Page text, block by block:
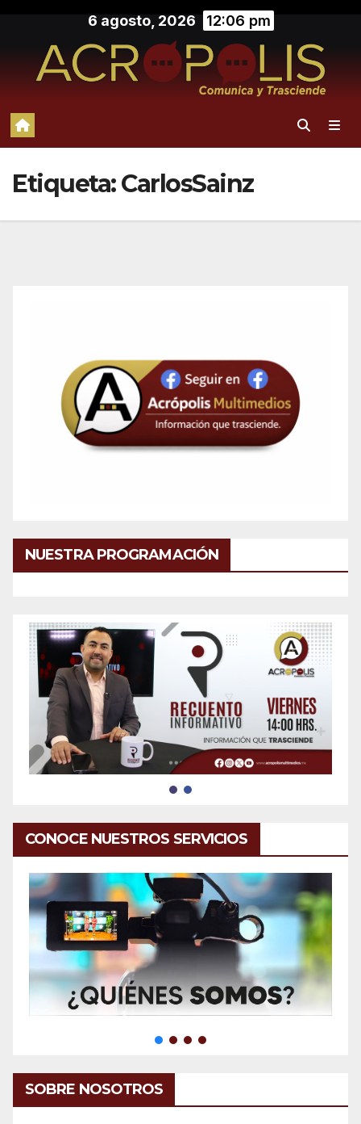
contenido
6 agosto, 2026 12:06 pm
Etiqueta:CarlosSainz
NUESTRA PROGRAMACIÓN
CONOCE NUESTROS SERVICIOS
SOBRE NOSOTROS